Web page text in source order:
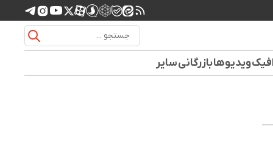
ویدیوهابازرگانیسایر